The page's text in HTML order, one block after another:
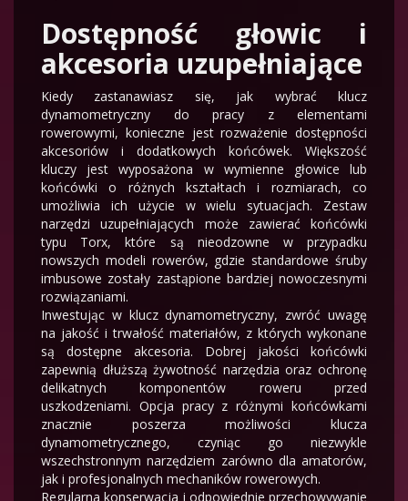
Dostępność głowic i
akcesoria uzupełniające
Kiedy zastanawiasz się, jak wybrać klucz
dynamometryczny do pracy z elementami
rowerowymi, konieczne jest rozważenie dostępności
akcesoriów i dodatkowych końcówek. Większość
kluczy jest wyposażona w wymienne głowice lub
końcówki o różnych kształtach i rozmiarach, co
umożliwia ich użycie w wielu sytuacjach. Zestaw
narzędzi uzupełniających może zawierać końcówki
typu Torx, które są nieodzowne w przypadku
nowszych modeli rowerów, gdzie standardowe śruby
imbusowe zostały zastąpione bardziej nowoczesnymi
rozwiązaniami.
Inwestując w klucz dynamometryczny, zwróć uwagę
na jakość i trwałość materiałów, z których wykonane
są dostępne akcesoria. Dobrej jakości końcówki
zapewnią dłuższą żywotność narzędzia oraz ochronę
delikatnych komponentów roweru przed
uszkodzeniami. Opcja pracy z różnymi końcówkami
znacznie poszerza możliwości klucza
dynamometrycznego, czyniąc go niezwykle
wszechstronnym narzędziem zarówno dla amatorów,
jak i profesjonalnych mechaników rowerowych.
Regularna konserwacja i odpowiednie przechowywanie